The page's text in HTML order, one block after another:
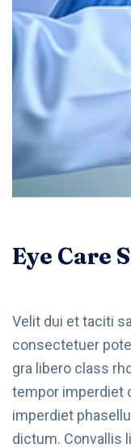
Eye Care
Velit dui et taciti
consectetuer
gra libero class
tempor imperdiet
imperdiet
dictum. Convallis